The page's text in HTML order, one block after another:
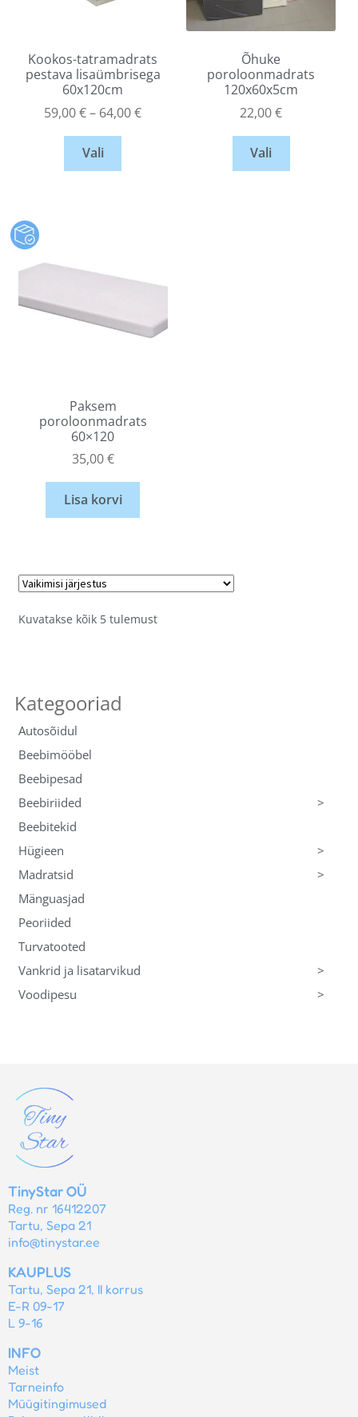
Kookos-tatramadrats
pestava lisaümbrisega
60x120cm
59,00€– 64,00€
Vali
Õhuke
poroloonmadrats
120x60x5cm
22,00€
Vali
Paksem
poroloonmadrats
60×120
35,00€
Lisa korvi
Kuvatakse kõik 5 tulemust
Autosõidul
Beebimööbel
Beebipesad
>
Beebiriided
Beebitekid
>
Hügieen
>
Madratsid
Mänguasjad
Peoriided
Turvatooted
>
Vankrid ja lisatarvikud
>
Voodipesu
TinyStar OÜ
Reg. nr 16412207
Tartu, Sepa 21
info@tinystar.ee
KAUPLUS
Tartu, Sepa 21, II korrus
E-R 09-17
L 9-16
INFO
Meist
Tarneinfo
Müügitingimused